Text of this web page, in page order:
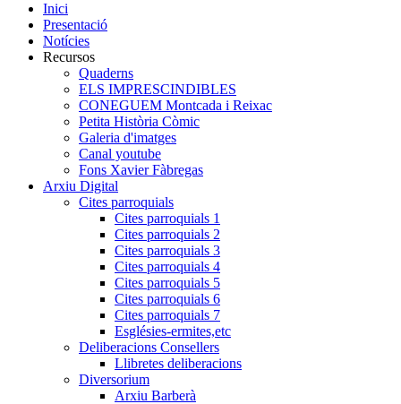
Inici
Presentació
Notícies
Recursos
Quaderns
ELS IMPRESCINDIBLES
CONEGUEM Montcada i Reixac
Petita Història Còmic
Galeria d'imatges
Canal youtube
Fons Xavier Fàbregas
Arxiu Digital
Cites parroquials
Cites parroquials 1
Cites parroquials 2
Cites parroquials 3
Cites parroquials 4
Cites parroquials 5
Cites parroquials 6
Cites parroquials 7
Esglésies-ermites,etc
Deliberacions Consellers
Llibretes deliberacions
Diversorium
Arxiu Barberà